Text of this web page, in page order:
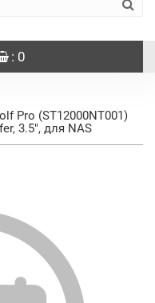
: 0
Pro (ST12000NT001)
3.5", для NAS